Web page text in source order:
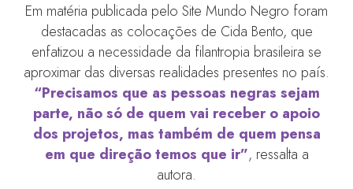
Em matéria publicada pelo Site Mundo Negro foram
destacadas as colocações de Cida Bento, que
enfatizou a necessidade da filantropia brasileira se
aproximar das diversas realidades presentes no país.
“Precisamos que as pessoas negras sejam
parte, não só de quem vai receber o apoio
dos projetos, mas também de quem pensa
em que direção temos que ir”, ressalta a
autora.